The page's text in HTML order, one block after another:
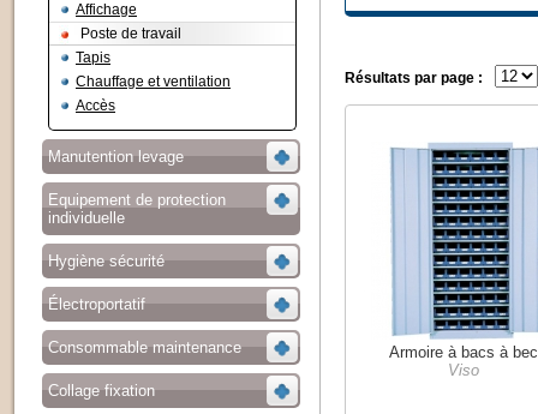
Affichage
Poste de travail
Tapis
Chauffage et ventilation
Accès
Manutention levage
Equipement de protection
individuelle
Hygiène sécurité
Électroportatif
Consommable maintenance
Collage fixation
Résultats par page :
Armoire à bacs à bec
Viso